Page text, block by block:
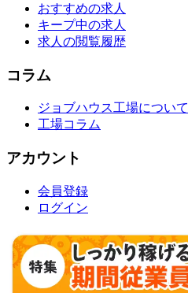
おすすめの求人
キープ中の求人
求人の閲覧履歴
コラム
ジョブハウス工場について
工場コラム
アカウント
会員登録
ログイン